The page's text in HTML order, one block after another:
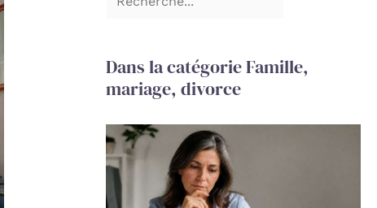
Dans la catégorie Famille,
mariage, divorce